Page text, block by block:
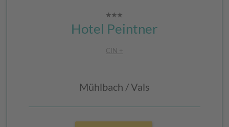
Hotel Peintner
CIN +
Mühlbach / Vals